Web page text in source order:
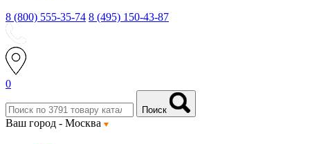
8 (800) 555-35-74 8 (495) 150-43-87
0
Поиск
Ваш город - Москва